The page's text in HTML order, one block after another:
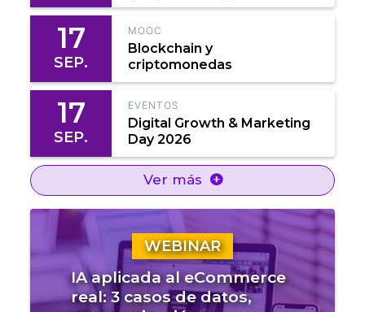
17
SEP.
MOOC
Blockchain y
criptomonedas
17
SEP.
EVENTOS
Digital Growth & Marketing
Day 2026
Ver más
WEBINAR
IA aplicada al eCommerce
real: 3 casos de datos,